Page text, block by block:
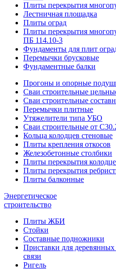
Плиты перекрытия
Лестничная площадка
Плиты оград
Плиты перекрытия
ПБ 114.10-3
Фундаменты для плит
Перемычки брусковые
Фундаментные балки
Прогоны и опорные
Сваи строительные
Сваи строительные
Перемычки плитные
Утяжелители типа УБО
Сваи строительные от
Кольца колодцев стеновые
Плиты крепления откосов
Железобетонные столбики
Плиты перекрытия
Плиты перекрытия
Плиты балконные
Энергетическое
строительство
Плиты ЖБИ
Стойки
Составные подножники
Приставки для
связи
Ригель